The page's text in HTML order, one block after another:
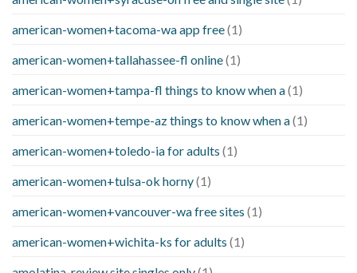
american-women+tacoma-wa app free(1)
american-women+tallahassee-fl online(1)
american-women+tampa-fl things to know when a(1)
american-women+tempe-az things to know when a(1)
american-women+toledo-ia for adults (1)
american-women+tulsa-ok horny(1)
american-women+vancouver-wa free sites (1)
american-women+wichita-ks for adults (1)